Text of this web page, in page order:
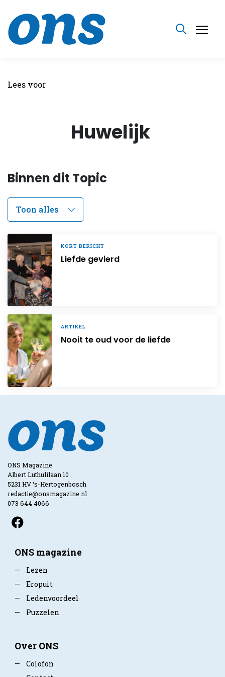
Lees voor
Huwelijk
Binnen dit Topic
KORT BERICHT
Liefde gevierd
ARTIKEL
Nooit te oud voor de liefde
ONS Magazine
Albert Luthulilaan 10
5231 HV ‘s-Hertogenbosch
redactie@onsmagazine.nl
073 644 4066
ONS magazine
—
Lezen
—
Eropuit
—
Ledenvoordeel
—
Puzzelen
Over ONS
—
Colofon